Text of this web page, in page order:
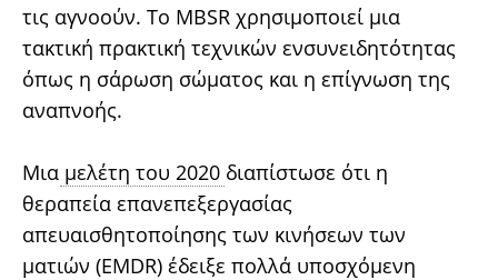
τις αγνοούν. Το MBSR χρησιμοποιεί μια
τακτική πρακτική τεχνικών ενσυνειδητότητας
όπως η σάρωση σώματος και η επίγνωση της
αναπνοής.
Μια μελέτη του 2020 διαπίστωσε ότι η
θεραπεία επανεπεξεργασίας
απευαισθητοποίησης των κινήσεων των
ματιών (EMDR) έδειξε πολλά υποσχόμενη